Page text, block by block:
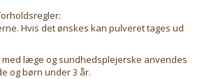
Hvis det ønskes kan pulveret tages ud
læge og sundhedsplejerske anvendes
og børn under 3 år.